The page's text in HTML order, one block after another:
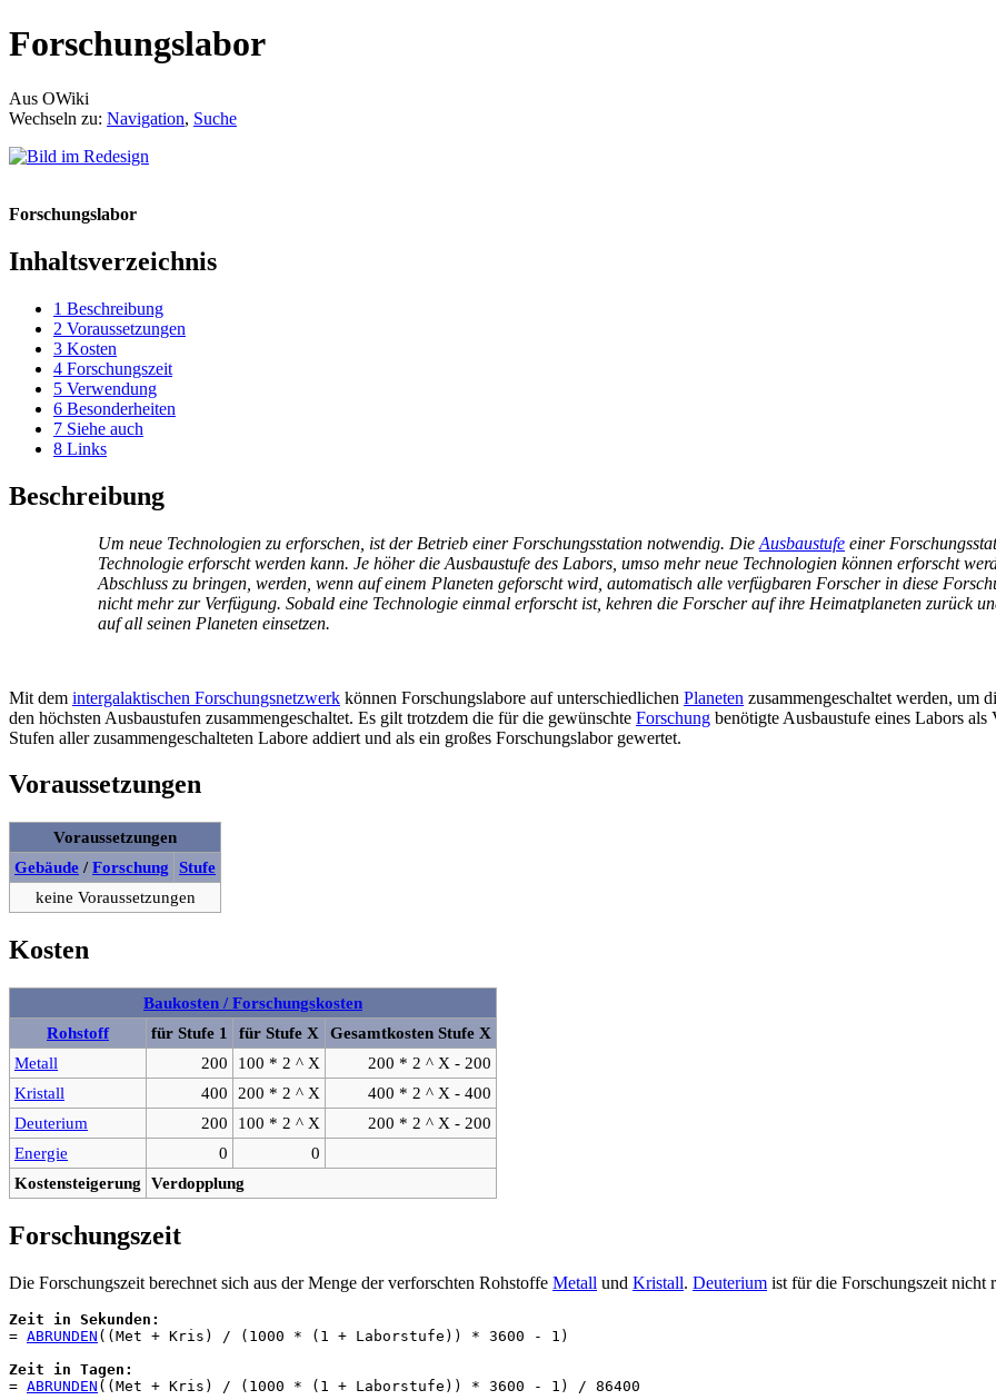
Forschungslabor
Aus OWiki
Wechseln zu: Navigation, Suche
Forschungslabor
Inhaltsverzeichnis
1 Beschreibung
2 Voraussetzungen
3 Kosten
4 Forschungszeit
5 Verwendung
6 Besonderheiten
7 Siehe auch
8 Links
Beschreibung
Um neue Technologien zu erforschen, ist der Betrieb einer Forschungsstation notwendig. Die Ausbaustufe einer
Technologie erforscht werden kann. Je höher die Ausbaustufe des Labors, umso mehr neue Technologien können erforscht
Abschluss zu bringen, werden, wenn auf einem Planeten geforscht wird, automatisch alle verfügbaren Forscher in diese
nicht mehr zur Verfügung. Sobald eine Technologie einmal erforscht ist, kehren die Forscher auf ihre Heimatplaneten zurück
auf all seinen Planeten einsetzen.
Mit dem intergalaktischen Forschungsnetzwerk können Forschungslabore auf unterschiedlichen Planeten zusammengeschaltet werden, um
den höchsten Ausbaustufen zusammengeschaltet. Es gilt trotzdem die für die gewünschte Forschung benötigte Ausbaustufe eines Labors
Stufen aller zusammengeschalteten Labore addiert und als ein großes Forschungslabor gewertet.
Voraussetzungen
Voraussetzungen
Gebäude /Forschung Stufe
keine Voraussetzungen
Kosten
Baukosten / Forschungskosten
Rohstoff
für Stufe 1 für Stufe X
Gesamtkosten Stufe X
Metall
200 100 * 2 ^ X
200 * 2 ^ X - 200
Kristall
400 200 * 2 ^ X
400 * 2 ^ X - 400
Deuterium
200 100 * 2 ^ X
200 * 2 ^ X - 200
Energie
0
0
Kostensteigerung Verdopplung
Forschungszeit
Die Forschungszeit berechnet sich aus der Menge der verforschten Rohstoffe Metall und Kristall. Deuterium ist für die Forschungszeit nicht
Zeit in Sekunden:
= ABRUNDEN ((Met + Kris) / (1000 * (1 + Laborstufe)) * 3600 - 1)
Zeit in Tagen:
= ABRUNDEN ((Met + Kris) / (1000 * (1 + Laborstufe)) * 3600 - 1) / 86400